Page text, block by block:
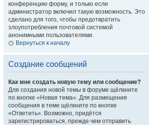
конференцию форму, и только если
администратор включил такую возможность. Это
сделано для того, чтобы предотвратить
злоупотребления почтовой системой
анонимными пользователями.
Вернуться к началу
Создание сообщений
Как мне создать новую тему или сообщение?
Для создания новой темы в форуме щёлкните
по кнопке «Новая тема». Для размещения
сообщения в теме щёлкните по кнопке
«Ответить». Возможно, придётся
зарегистрироваться, прежде чем отправить